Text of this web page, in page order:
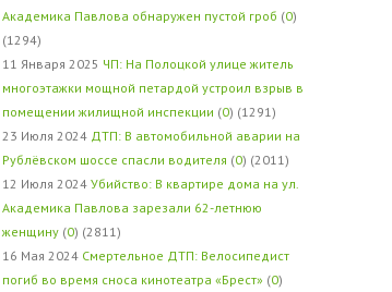
Академика Павлова обнаружен пустой гроб (0)
(1294)
11 Января 2025 ЧП: На Полоцкой улице житель
многоэтажки мощной петардой устроил взрыв в
помещении жилищной инспекции (0) (1291)
23 Июля 2024 ДТП: В автомобильной аварии на
Рублёвском шоссе спасли водителя (0) (2011)
12 Июля 2024 Убийство: В квартире дома на ул.
Академика Павлова зарезали 62-летнюю
женщину (0) (2811)
16 Мая 2024 Смертельное ДТП: Велосипедист
погиб во время сноса кинотеатра «Брест» (0)